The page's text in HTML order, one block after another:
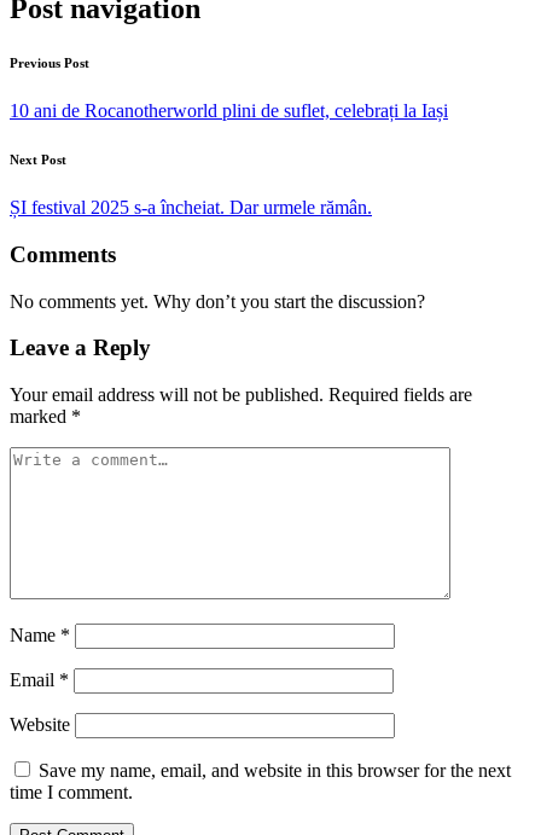
Post navigation
Previous Post
10 ani de Rocanotherworld plini de suflet, celebrați la Iași
Next Post
ȘI festival 2025 s-a încheiat. Dar urmele rămân.
Comments
No comments yet. Why don’t you start the discussion?
Leave a Reply
Your email address will not be published. Required fields are
marked *
Name *
Email *
Website
Save my name, email, and website in this browser for the next
time I comment.